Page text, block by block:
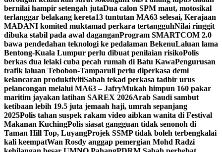
bernilai hampir setengah jutaDua calon SPM maut, motosikal
terlanggar belakang kereta13 tuntutan MA63 selesai, Kerajaan
MADANI komited muktamad perkara tertangguhNilai ringgit
dibuka stabil pada awal daganganProgram SMARTCOM 2.0
bawa pendedahan teknologi ke pedalaman BekenuLaluan lama
Bentong-Kuala Lumpur perlu dibuat penilaian risikoPolis
berkas dua lelaki cuba pecah rumah di Batu KawaPengurusan
trafik laluan Tebobon-Tamparuli perlu diperkasa demi
kelancaran produktivitiSabah tekad perkasa tadbir urus
pelancongan melalui MA63 – JafryMukah himpun 160 pakar
maritim jayakan latihan SAREX 2026Arab Saudi sambut
ketibaan lebih 19.5 juta jemaah haji, umrah sepanjang
2025Polis tahan suspek rakam video aibkan wanita di Festival
Makanan KuchingPolis siasat gangguan tidak senonoh di
Taman Hill Top, LuyangProjek SSMP tidak boleh terbengkalai
kali keempatWan Rosdy anggap pemergian Mohd Radzi